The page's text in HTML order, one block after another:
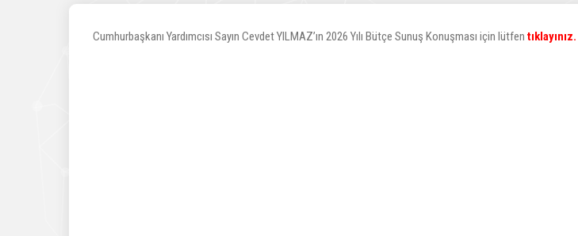
Cumhurbaşkanı Yardımcısı Sayın Cevdet YILMAZ’ın 2026 Yılı Bütçe Sunuş Konuşması için lütfen tıklayınız.